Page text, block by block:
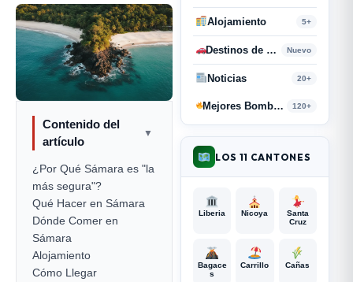
Contenido del
artículo
▼
¿Por Qué Sámara es "la
más segura"?
Qué Hacer en Sámara
Dónde Comer en
Sámara
Alojamiento
Cómo Llegar
Alojamiento 5+
Destinos de Paso Nuevo
Noticias 20+
Mejores Bombas y Retahílas 120+
LOS 11 CANTONES
Liberia Nicoya
Santa
Cruz
Bagace
s
Carrillo Cañas